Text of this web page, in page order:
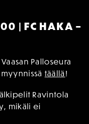
| FC HAKA –
Palloseura
täällä !
Ravintola
mikäli ei